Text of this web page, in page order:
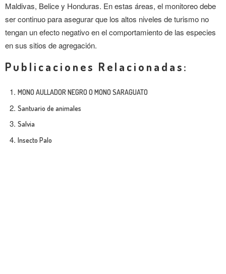
Maldivas, Belice y Honduras. En estas áreas, el monitoreo debe
ser continuo para asegurar que los altos niveles de turismo no
tengan un efecto negativo en el comportamiento de las especies
en sus sitios de agregación.
Publicaciones Relacionadas:
MONO AULLADOR NEGRO O MONO SARAGUATO
Santuario de animales
Salvia
Insecto Palo